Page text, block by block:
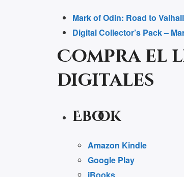
Mark of Odin: Road to
Digital Collector’s Pack –
Compra el
digitales
Ebook
Amazon Kindle
Google Play